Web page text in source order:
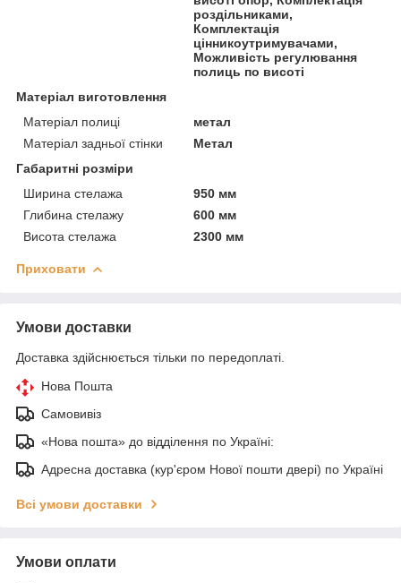
роздільниками,
Комплектація
цінникоутримувачами,
Можливість регулювання
полиць по висоті
Матеріал виготовлення
Матеріал полиці
метал
Матеріал задньої стінки
Метал
Габаритні розміри
Ширина стелажа
950 мм
Глибина стелажу
600 мм
Висота стелажа
2300 мм
Приховати
Умови доставки
Доставка здійснюється тільки по передоплаті.
Нова Пошта
Самовивіз
«Нова пошта» до відділення по Україні:
Адресна доставка (кур'єром Нової пошти двері) по Україні
Всі умови доставки
Умови оплати